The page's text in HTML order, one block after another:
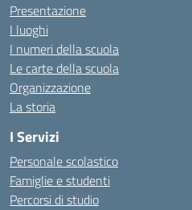
Presentazione
I luoghi
I numeri della scuola
Le carte della scuola
Organizzazione
La storia
I Servizi
Personale scolastico
Famiglie e studenti
Percorsi di studio